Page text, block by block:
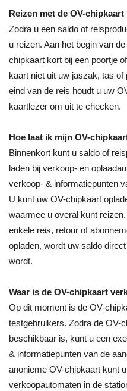
Reizen met de OV-chipkaart
Zodra u een saldo of
u reizen. Aan het begin van
chipkaart kort bij een poortje
kaart niet uit uw jaszak, tas of
eind van de reis houdt u uw
kaartlezer om uit te checken.
Hoe laat ik mijn OV-
Binnenkort kunt u saldo of
laden bij verkoop- en
verkoop- & informatiepunten
U kunt uw OV-chipkaart
waarmee u overal kunt
enkele reis, retour of
opladen, wordt uw saldo
wordt.
Waar is de OV-chipkaart
Op dit moment is de OV-
testgebruikers. Zodra de OV-
beschikbaar is, kunt u een
& informatiepunten van de
anonieme OV-chipkaart kunt
verkoopautomaten in de